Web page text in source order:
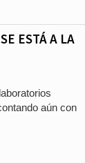
ESTÁ A LA
aún con